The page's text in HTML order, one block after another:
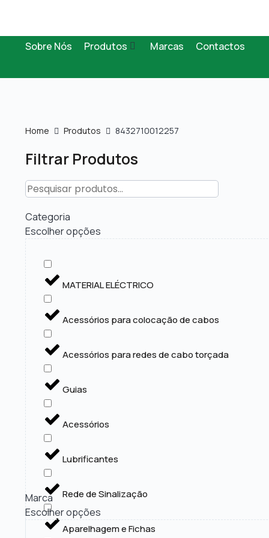
Sobre Nós Produtos Marcas Contactos
Home Produtos 8432710012257
Filtrar Produtos
Categoria
Escolher opções
MATERIAL ELÉCTRICO
Acessórios para colocação de cabos
Acessórios para redes de cabo torçada
Guias
Acessórios
Lubrificantes
Rede de Sinalização
Aparelhagem e Fichas
Marca
Escolher opções